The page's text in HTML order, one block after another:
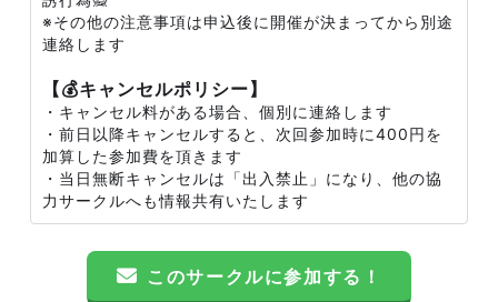
※その他の注意事項は申込後に開催が決まってから別途
連絡します
【💰キャンセルポリシー】
・キャンセル料がある場合、個別に連絡します
・前日以降キャンセルすると、次回参加時に400円を
加算した参加費を頂きます
・当日無断キャンセルは「出入禁止」になり、他の協
力サークルへも情報共有いたします
このサークルに参加する！